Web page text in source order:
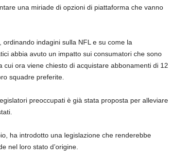
una miriade di opzioni di piattaforma che vanno
indagini sulla NFL e su come la
abbia avuto un impatto sui consumatori che sono
ora viene chiesto di acquistare abbonamenti di 12
squadre preferite.
preoccupati è già stata proposta per alleviare
ha introdotto una legislazione che renderebbe
nel loro stato d’origine.